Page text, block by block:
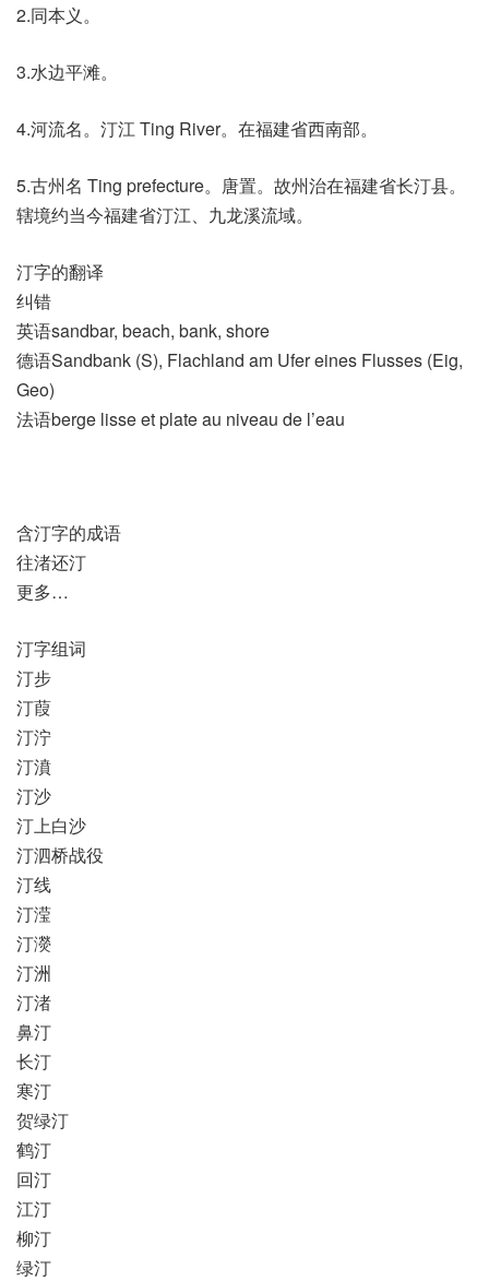
2.同本义。
3.水边平滩。
4.河流名。汀江 Ting River。在福建省西南部。
5.古州名 Ting prefecture。唐置。故州治在福建省长汀县。
辖境约当今福建省汀江、九龙溪流域。
汀字的翻译
纠错
英语sandbar, beach, bank, shore
德语Sandbank (S)​, Flachland am Ufer eines Flusses (Eig,
Geo)
法语berge lisse et plate au niveau de l’eau
含汀字的成语
往渚还汀
更多…
汀字组词
汀步
汀葭
汀泞
汀濆
汀沙
汀上白沙
汀泗桥战役
汀线
汀滢
汀濙
汀洲
汀渚
鼻汀
长汀
寒汀
贺绿汀
鹤汀
回汀
江汀
柳汀
绿汀